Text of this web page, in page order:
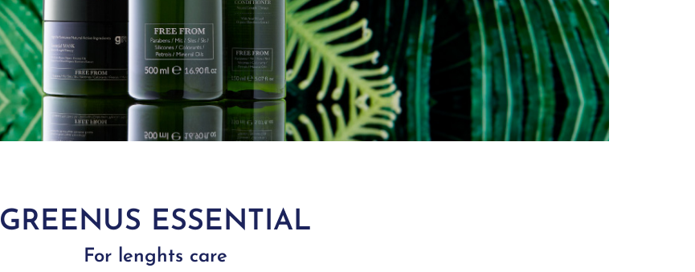
Seven Shades
Silver
Sweet Curls
Sweet wave
Sweet wave
GREENUS ESSENTIAL
For lenghts care